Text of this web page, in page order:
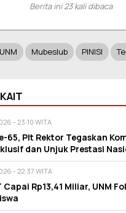
Berita ini 23 kali dibaca
Mubeslub PINISI
- 23:10 WITA
65, Plt Rektor Tegaskan
dan Unjuk Prestasi
- 22:37 WITA
Capai Rp13,41 Miliar, UNM